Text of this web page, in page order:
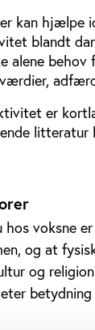
kan hjælpe
blandt
alene behov
er
voksne
og at
og
betydning